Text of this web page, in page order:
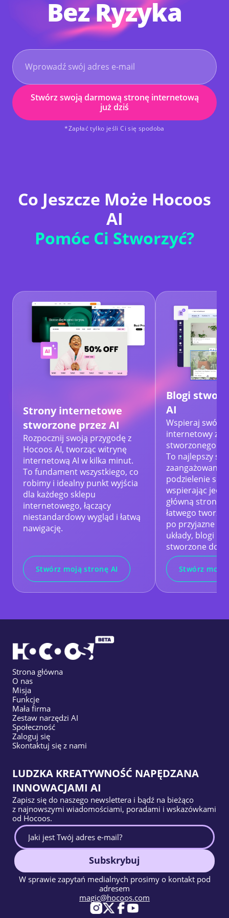
Bez Ryzyka
Stwórz swoją darmową stronę internetową
już dziś
*Zapłać tylko jeśli Ci się spodoba
Co Jeszcze Może Hocoos
AI
Pomóc Ci Stworzyć?
Strony internetowe
stworzone przez AI
Rozpocznij swoją przygodę z
Hocoos AI, tworząc witrynę
internetową AI w kilka minut.
To fundament wszystkiego, co
robimy i idealny punkt wyjścia
dla każdego sklepu
internetowego, łączący
niestandardowy wygląd i łatwą
nawigację.
Stwórz moją stronę AI
Blogi
AI
Wspieraj swój
internetowy za
stworzonego
To najlepszy
zaangażowanie
podzielenie się
wspierając
główną stronę
łatwego
po przyjazne
układy, blogi
stworzone do
Stwórz
Strona główna
O nas
Misja
Funkcje
Mała firma
Zestaw narzędzi AI
Społeczność
Zaloguj się
Skontaktuj się z nami
LUDZKA KREATYWNOŚĆ NAPĘDZANA
INNOWACJAMI AI
Zapisz się do naszego newslettera i bądź na bieżąco
z najnowszymi wiadomościami, poradami i wskazówkami
od Hocoos.
Subskrybuj
W sprawie zapytań medialnych prosimy o kontakt pod
adresem
magic@hocoos.com